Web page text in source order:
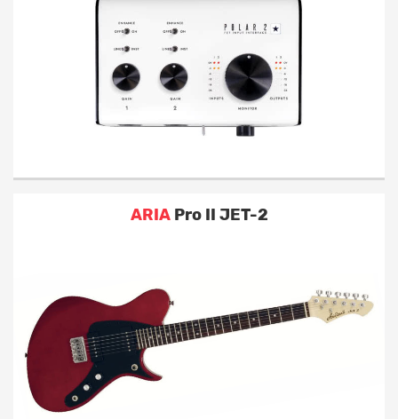
ARIAPro II JET-2